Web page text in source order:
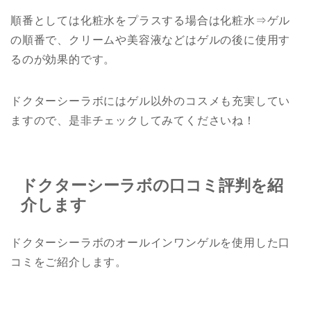
順番としては化粧水をプラスする場合は化粧水⇒ゲル
の順番で、クリームや美容液などはゲルの後に使用す
るのが効果的です。
ドクターシーラボにはゲル以外のコスメも充実してい
ますので、是非チェックしてみてくださいね！
ドクターシーラボの口コミ評判を紹
介します
ドクターシーラボのオールインワンゲルを使用した口
コミをご紹介します。